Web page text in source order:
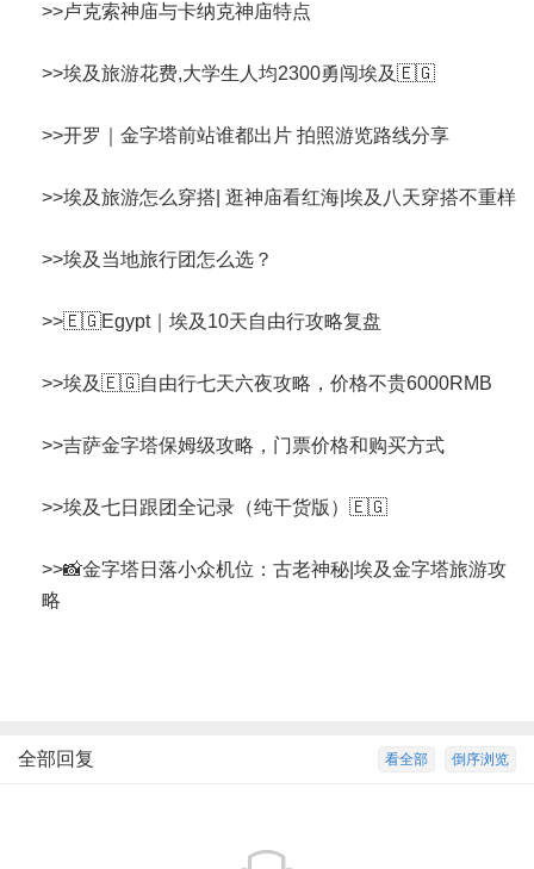
>>卢克索神庙与卡纳克神庙特点
>>埃及旅游花费,大学生人均2300勇闯埃及🇪🇬
>>开罗｜金字塔前站谁都出片 拍照游览路线分享
>>埃及旅游怎么穿搭| 逛神庙看红海|埃及八天穿搭不重样
>>埃及当地旅行团怎么选？
>>🇪🇬Egypt｜埃及10天自由行攻略复盘
>>埃及🇪🇬自由行七天六夜攻略，价格不贵6000RMB
>>吉萨金字塔保姆级攻略，门票价格和购买方式
>>埃及七日跟团全记录（纯干货版）🇪🇬
>>📸金字塔日落小众机位：古老神秘|埃及金字塔旅游攻
略
倒序浏览
看全部
全部回复